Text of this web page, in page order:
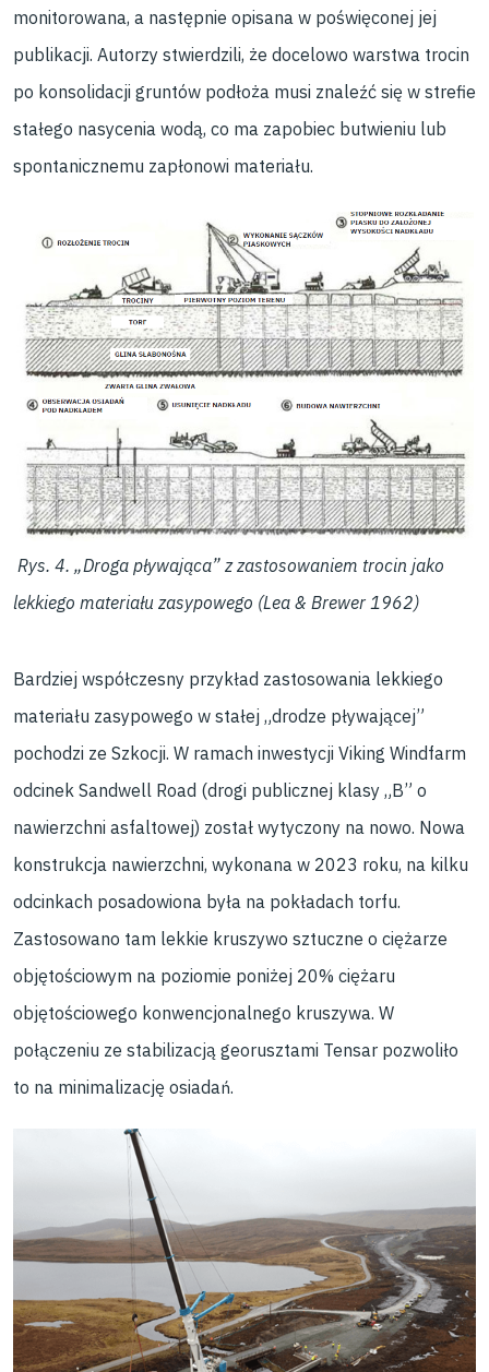
monitorowana, a następnie opisana w poświęconej jej
publikacji. Autorzy stwierdzili, że docelowo warstwa trocin
po konsolidacji gruntów podłoża musi znaleźć się w strefie
stałego nasycenia wodą, co ma zapobiec butwieniu lub
spontanicznemu zapłonowi materiału.
Rys. 4. „Droga pływająca” z zastosowaniem trocin jako
lekkiego materiału zasypowego (Lea & Brewer 1962)
Bardziej współczesny przykład zastosowania lekkiego
materiału zasypowego w stałej „drodze pływającej”
pochodzi ze Szkocji. W ramach inwestycji Viking Windfarm
odcinek Sandwell Road (drogi publicznej klasy „B” o
nawierzchni asfaltowej) został wytyczony na nowo. Nowa
konstrukcja nawierzchni, wykonana w 2023 roku, na kilku
odcinkach posadowiona była na pokładach torfu.
Zastosowano tam lekkie kruszywo sztuczne o ciężarze
objętościowym na poziomie poniżej 20% ciężaru
objętościowego konwencjonalnego kruszywa. W
połączeniu ze stabilizacją georusztami Tensar pozwoliło
to na minimalizację osiadań.